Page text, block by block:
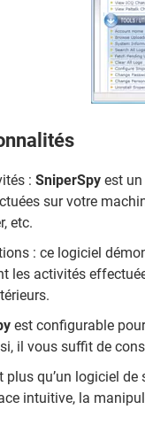
: SniperSpy est
sur votre
etc.
: ce logiciel
les activités
est configurable
il vous suffit de
plus qu’un logiciel de
intuitive, la